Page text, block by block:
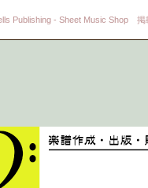
Publishing - Sheet Music Shop